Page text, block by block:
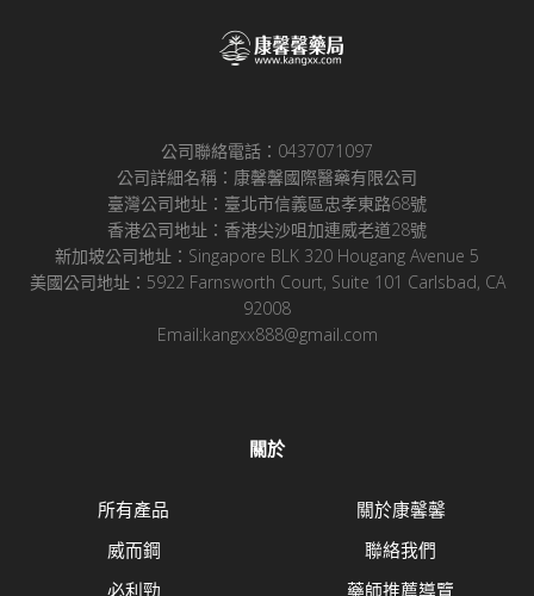
公司聯絡電話：0437071097
公司詳細名稱：康馨馨國際醫藥有限公司
臺灣公司地址：臺北市信義區忠孝東路68號
香港公司地址：香港尖沙咀加連威老道28號
新加坡公司地址：Singapore BLK 320 Hougang Avenue 5
美國公司地址：5922 Farnsworth Court, Suite 101 Carlsbad, CA
92008
Email:kangxx888@gmail.com
關於
所有產品
威而鋼
必利勁
關於康馨馨
聯絡我們
藥師推薦導覽